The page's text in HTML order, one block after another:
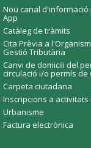
Nou canal d'informació
App
Catàleg de tràmits
Cita Prèvia a
Gestió Tributària
Canvi de domicili del
circulació i/o permís de
Carpeta ciutadana
Inscripcions a activitats
Urbanisme
Factura electrònica